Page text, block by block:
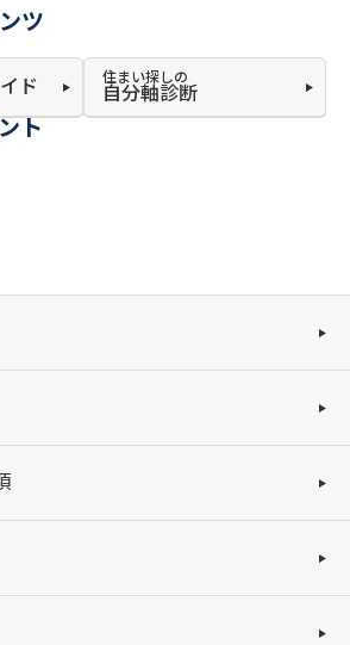
ツ
ド 住まい探しの
自分軸診断
ト